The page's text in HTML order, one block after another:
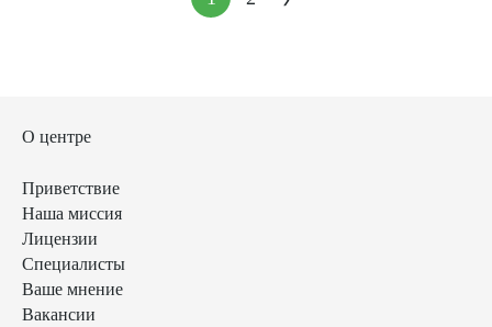
ТекущаяСтраницаСледующая
О центре
Приветствие
Наша миссия
Лицензии
Специалисты
Ваше мнение
Вакансии